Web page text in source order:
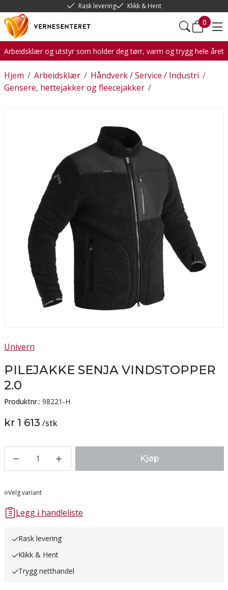
Rask levering Klikk & Hent
0
Arbeidsklær og utstyr som holder deg tørr, varm og trygg hele året
/
Hjem /
Arbeidsklær /
Håndverk / Service / Industri
/
Gensere, hettejakker og fleecejakker
Univern
PILEJAKKE SENJA VINDSTOPPER
2.0
Produktnr.: 98221-H
kr 1 613 /stk
1 Kjøp
Lager
Velg variant
Legg i handleliste
Rask levering
Klikk & Hent
Trygg netthandel